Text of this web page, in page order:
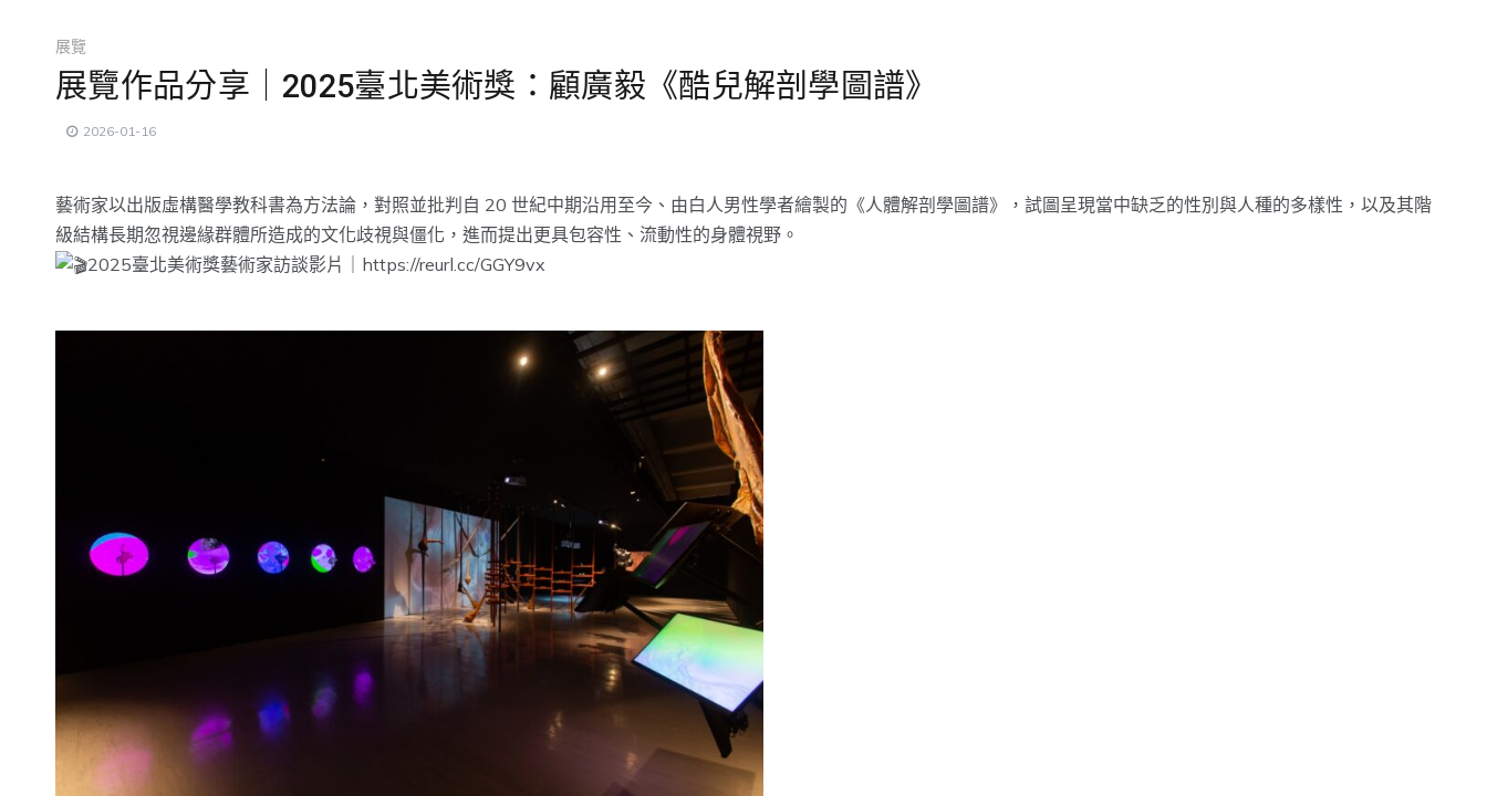
展覽
展覽作品分享｜2025臺北美術獎：顧廣毅《酷兒解剖學圖譜》
2026-01-16
藝術家以出版虛構醫學教科書為方法論，對照並批判自 20 世紀中期沿用至今、由白人男性學者繪製的《人體解剖學圖譜》，試圖呈現當中缺乏的性別與人種的多樣性，以及其階
級結構長期忽視邊緣群體所造成的文化歧視與僵化，進而提出更具包容性、流動性的身體視野。
2025臺北美術獎藝術家訪談影片｜ https://reurl.cc/GGY9vx